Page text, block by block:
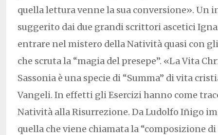
quella lettura venne la sua conversione». Un
suggerito dai due grandi scrittori ascetici
entrare nel mistero della Natività quasi con
che scruta la “magia del presepe”. «La Vita
Sassonia è una specie di “Summa” di vita
Vangeli. In effetti gli Esercizi hanno come
Natività alla Risurrezione. Da Ludolfo Iñigo
quella che viene chiamata la “composizione di